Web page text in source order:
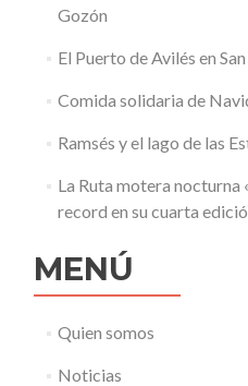
Gozón
El Puerto de Avilés en
Comida solidaria de
Ramsés y el lago de las
La Ruta motera nocturna
record en su cuarta
MENÚ
Quien somos
Noticias